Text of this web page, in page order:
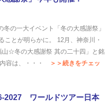
冬の一大イベント「冬の⼤感謝祭」
ことが明らかに。 12月、神奈川・
山☆冬の大感謝祭 其の二十四」と銘
容は、・・・
＞＞続きをチェッ
ワールドツアー日本